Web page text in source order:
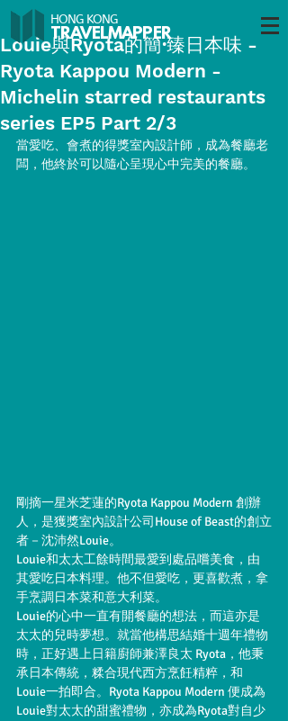
HONG KONG
TRAVELMAPPER
Louie與Ryota的簡·臻日本味 -
Ryota Kappou Modern -
Michelin starred restaurants
series EP5 Part 2/3
當愛吃、會煮的得獎室內設計師，成為餐廳老
闆，他終於可以隨心呈現心中完美的餐廳。
剛摘一星米芝蓮的Ryota Kappou Modern 創辦
人，是獲獎室內設計公司House of Beast的創立
者－沈沛然Louie。
Louie和太太工餘時間最愛到處品嚐美食，由
其愛吃日本料理。他不但愛吃，更喜歡煮，拿
手烹調日本菜和意大利菜。
Louie的心中一直有開餐廳的想法，而這亦是
太太的兒時夢想。就當他構思結婚十週年禮物
時，正好遇上日籍廚師兼澤良太 Ryota，他秉
承日本傳統，糅合現代西方烹飪精粹，和
Louie一拍即合。Ryota Kappou Modern 便成為
Louie對太太的甜蜜禮物，亦成為Ryota對自少